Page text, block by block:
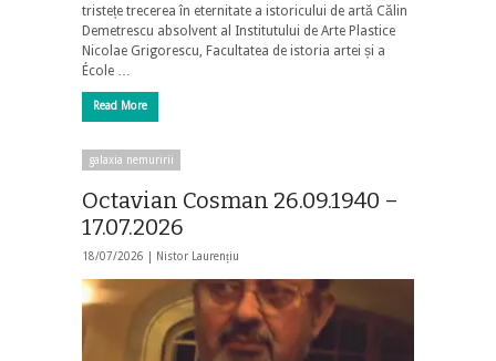
tristețe trecerea în eternitate a istoricului de artă Călin
Demetrescu absolvent al Institutului de Arte Plastice
Nicolae Grigorescu, Facultatea de istoria artei și a
École …
Read More
galaxia nemuririi
Octavian Cosman 26.09.1940 –
17.07.2026
18/07/2026 | Nistor Laurențiu